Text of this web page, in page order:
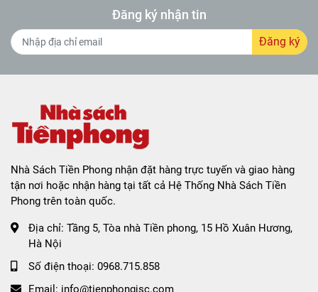
Đăng ký nhận tin
Đăng ký
Nhà Sách Tiền Phong nhận đặt hàng trực tuyến và giao hàng
tận nơi hoặc nhận hàng tại tất cả Hệ Thống Nhà Sách Tiền
Phong trên toàn quốc.
Địa chỉ: Tầng 5, Tòa nhà Tiền phong, 15 Hồ Xuân Hương,
Hà Nội
Số điện thoại: 0968.715.858
Email: info@tienphongjsc.com